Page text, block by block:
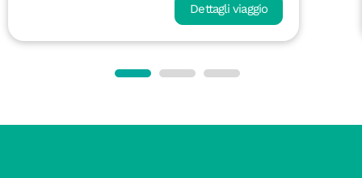
Dettagli viaggio